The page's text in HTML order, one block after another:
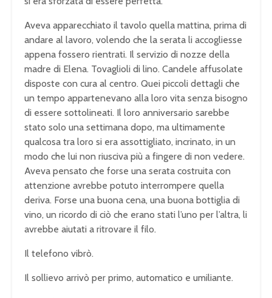
Aveva apparecchiato il tavolo quella mattina, prima di
andare al lavoro, volendo che la serata li accogliesse
appena fossero rientrati. Il servizio di nozze della
madre di Elena. Tovaglioli di lino. Candele affusolate
disposte con cura al centro. Quei piccoli dettagli che
un tempo appartenevano alla loro vita senza bisogno
di essere sottolineati. Il loro anniversario sarebbe
stato solo una settimana dopo, ma ultimamente
qualcosa tra loro si era assottigliato, incrinato, in un
modo che lui non riusciva più a fingere di non vedere.
Aveva pensato che forse una serata costruita con
attenzione avrebbe potuto interrompere quella
deriva. Forse una buona cena, una buona bottiglia di
vino, un ricordo di ciò che erano stati l’uno per l’altra, li
avrebbe aiutati a ritrovare il filo.
Il telefono vibrò.
Il sollievo arrivò per primo, automatico e umiliante.